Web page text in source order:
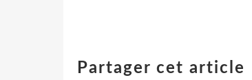
Partager cet article